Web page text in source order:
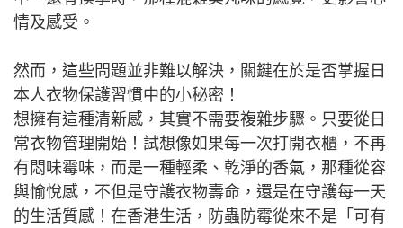
情及感受。
然而，這些問題並非難以解決，關鍵在於是否掌握日
本人衣物保護習慣中的小秘密！
想擁有這種清新感，其實不需要複雜步驟。只要從日
常衣物管理開始！試想像如果每一次打開衣櫃，不再
有悶味霉味，而是一種輕柔、乾淨的香氣，那種從容
與愉悅感，不但是守護衣物壽命，還是在守護每一天
的生活質感！在香港生活，防蟲防霉從來不是「可有